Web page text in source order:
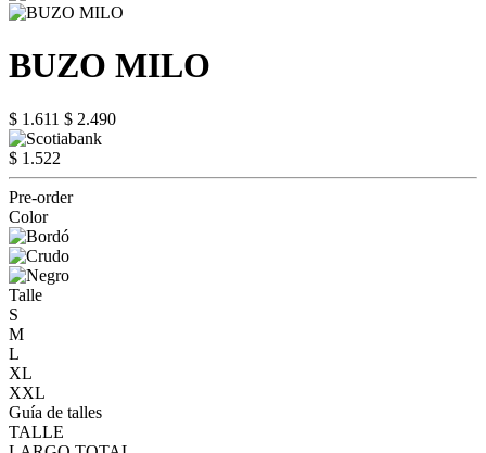
BUZO MILO
$ 1.611 $ 2.490
$ 1.522
Pre-order
Color
Talle
S
M
L
XL
XXL
Guía de talles
TALLE